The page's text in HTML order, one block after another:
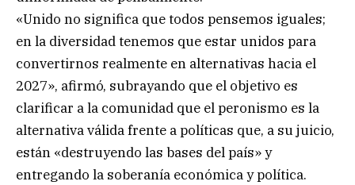
«Unido no significa que todos pensemos iguales;
en la diversidad tenemos que estar unidos para
convertirnos realmente en alternativas hacia el
2027», afirmó, subrayando que el objetivo es
clarificar a la comunidad que el peronismo es la
alternativa válida frente a políticas que, a su juicio,
están «destruyendo las bases del país» y
entregando la soberanía económica y política.